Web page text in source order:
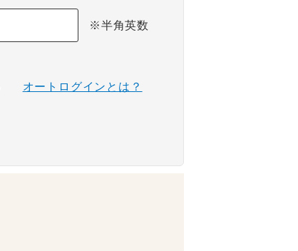
※半角英数
オートログインとは？